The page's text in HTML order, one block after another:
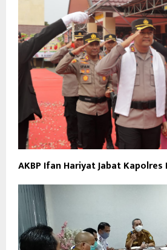
AKBP Ifan Hariyat Jabat Kapolres